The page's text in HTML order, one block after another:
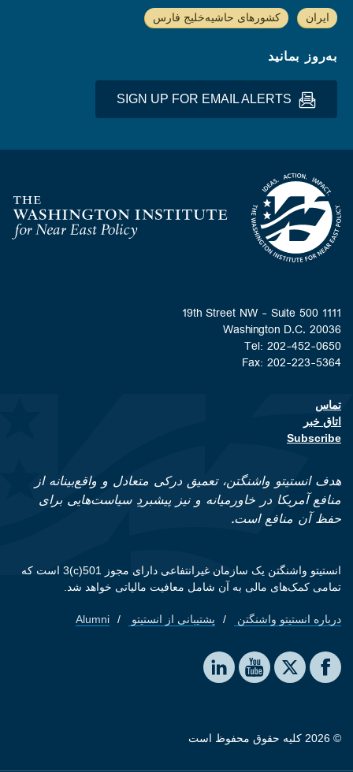
ایران کشورهای حاشیه‌خلیج فارس
به‌روز بمانید
Homepage
1111 19th Street NW - Suite 500
Washington D.C. 20036
Tel: 202-452-0650
Fax: 202-223-5364
Footer contact links
تماس
اتاق خبر
Subscribe
هدف انستیتو واشنگتن، تعمیق درکی متعادل و واقع‌بینانه از
منافع آمریکا در خاورمیانه و نیز پیشبردِ سیاست‌هایی برای
حفظ آن منافع است.
انستیتو واشنگتن یک سازمان غیرانتفاعی دارای مجوز 501(c)3 است که
تمامی کمک‌های مالی به آن شامل معافیت مالیاتی خواهد شد.
Footer quick links
درباره انستیتو واشنگتن پشتیبانی از انستیتو Alumni
Social media
The Washington Institute on Facebook
The Washington Institute on X
The Washington Institute on YouTube
The Washington Institute on LinkedIn
© 2026 کلیه حقوق محفوظ است